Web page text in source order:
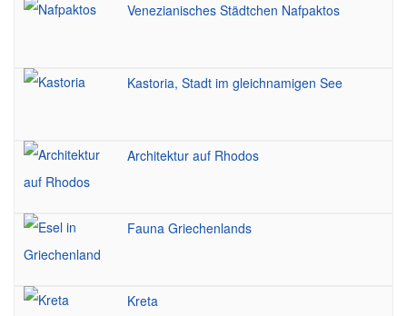
Venezianisches Städtchen Nafpaktos
Kastoria, Stadt im gleichnamigen See
Architektur auf Rhodos
Fauna Griechenlands
Kreta